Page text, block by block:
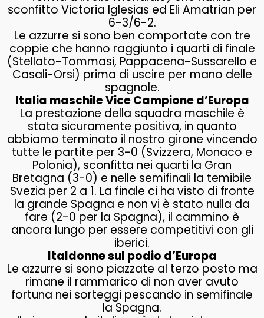
sconfitto Victoria Iglesias ed Eli Amatrian per
6-3/6-2.
Le azzurre si sono ben comportate con tre
coppie che hanno raggiunto i quarti di finale
(Stellato-Tommasi, Pappacena-Sussarello e
Casali-Orsi) prima di uscire per mano delle
spagnole.
Italia maschile Vice Campione d’Europa
La prestazione della squadra maschile è
stata sicuramente positiva, in quanto
abbiamo terminato il nostro girone vincendo
tutte le partite per 3-0 (Svizzera, Monaco e
Polonia), sconfitta nei quarti la Gran
Bretagna (3-0) e nelle semifinali la temibile
Svezia per 2 a 1. La finale ci ha visto di fronte
la grande Spagna e non vi è stato nulla da
fare (2-0 per la Spagna), il cammino è
ancora lungo per essere competitivi con gli
iberici.
Italdonne sul podio d’Europa
Le azzurre si sono piazzate al terzo posto ma
rimane il rammarico di non aver avuto
fortuna nei sorteggi pescando in semifinale
la Spagna.